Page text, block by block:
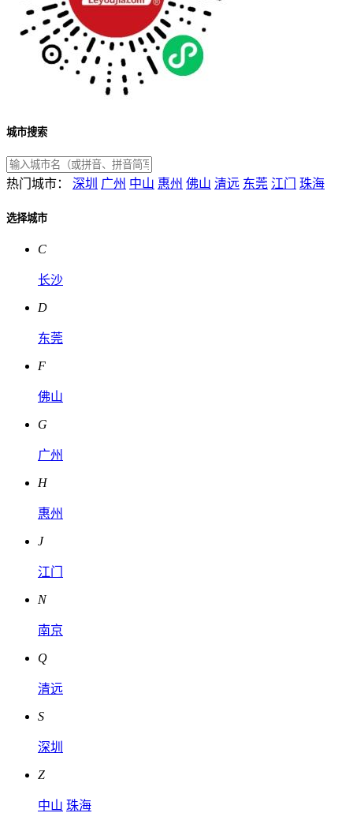
城市搜索
热门城市： 深圳 广州 中山 惠州 佛山 清远 东莞 江门 珠海
选择城市
C
长沙
D
东莞
F
佛山
G
广州
H
惠州
J
江门
N
南京
Q
清远
S
深圳
Z
中山 珠海